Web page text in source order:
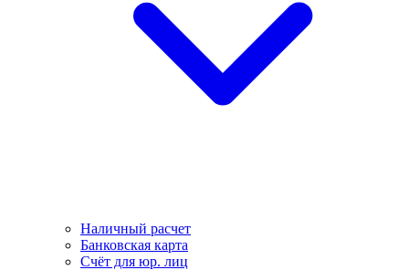
Наличный расчет
Банковская карта
Счёт для юр. лиц